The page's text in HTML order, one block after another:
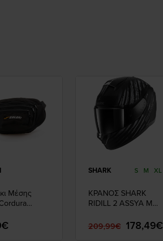
Μέσης
SHARK S M XL
ΚΡΑΝΟΣ SHARK
RIDILL 2 ASSYA MAT
209,99€ 178,49€